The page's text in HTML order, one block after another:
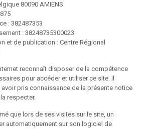
80090 AMIENS
: 382487353
: 38248735300023
et de publication : Centre Régional
reconnaît disposer de la compétence
pour accéder et utiliser ce site. Il
pris connaissance de la présente notice
respecter.
que lors de ses visites sur le site, un
automatiquement sur son logiciel de